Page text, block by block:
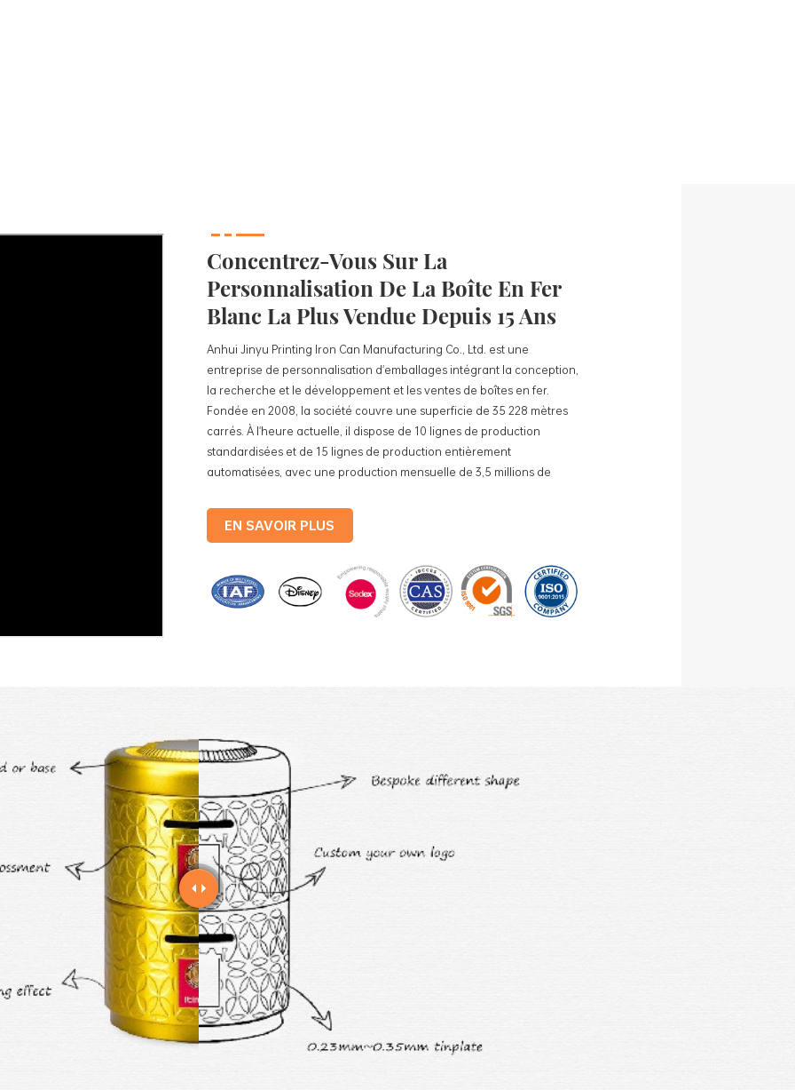
Concentrez-Vous Sur La
Personnalisation De La Boîte En Fer
Blanc La Plus Vendue Depuis 15 Ans
Anhui Jinyu Printing Iron Can Manufacturing Co., Ltd. est une
entreprise de personnalisation d'emballages intégrant la conception,
la recherche et le développement et les ventes de boîtes en fer.
Fondée en 2008, la société couvre une superficie de 35 228 mètres
carrés. À l'heure actuelle, il dispose de 10 lignes de production
standardisées et de 15 lignes de production entièrement
automatisées, avec une production mensuelle de 3,5 millions de
fer blanc pour aliments, des boîtes en fer blanc pour le thé, des boîtes
en fer blanc pour cosmétiques, des boîtes en fer blanc pour cadeaux
production standardisées et 15 lignes de production entièrement
automatisées, avec un
EN SAVOIR PLUS